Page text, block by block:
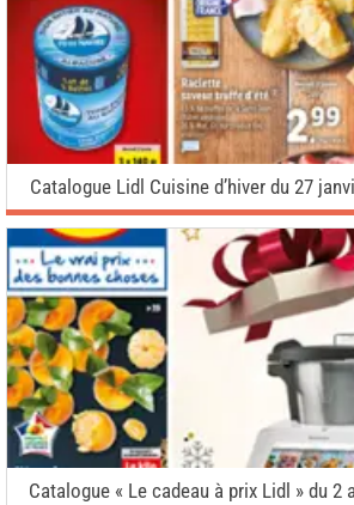
Catalogue Lidl Cuisine d’hiver du 27
Catalogue « Le cadeau à prix Lidl » du 2